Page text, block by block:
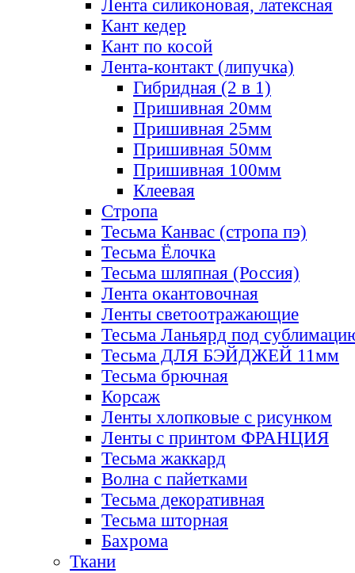
Лента силиконовая, латексная
Кант кедер
Кант по косой
Лента-контакт (липучка)
Гибридная (2 в 1)
Пришивная 20мм
Пришивная 25мм
Пришивная 50мм
Пришивная 100мм
Клеевая
Стропа
Тесьма Канвас (стропа пэ)
Тесьма Ёлочка
Тесьма шляпная (Россия)
Лента окантовочная
Ленты светоотражающие
Тесьма Ланьярд под
Тесьма ДЛЯ БЭЙДЖЕЙ 11мм
Тесьма брючная
Корсаж
Ленты хлопковые с рисунком
Ленты с принтом ФРАНЦИЯ
Тесьма жаккард
Волна с пайетками
Тесьма декоративная
Тесьма шторная
Бахрома
Ткани